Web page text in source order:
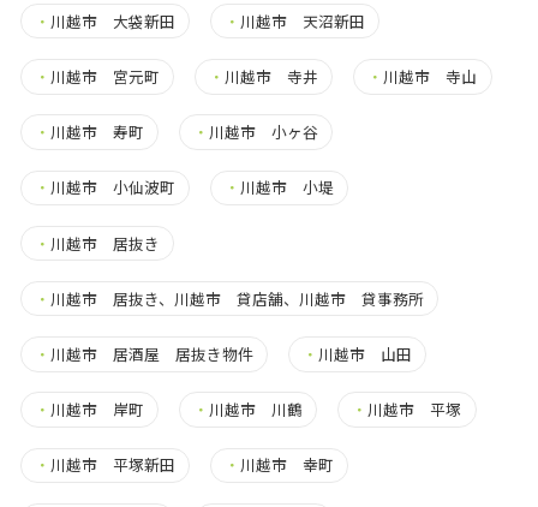
・ 川越市 大袋新田 ・ 川越市 天沼新田
・ 川越市 宮元町 ・ 川越市 寺井 ・ 川越市 寺山
・ 川越市 寿町 ・ 川越市 小ヶ谷
・ 川越市 小仙波町 ・ 川越市 小堤
・ 川越市 居抜き
・ 川越市 居抜き、川越市 貸店舗、川越市 貸事務所
・ 川越市 居酒屋 居抜き物件 ・ 川越市 山田
・ 川越市 岸町 ・ 川越市 川鶴 ・ 川越市 平塚
・ 川越市 平塚新田 ・ 川越市 幸町